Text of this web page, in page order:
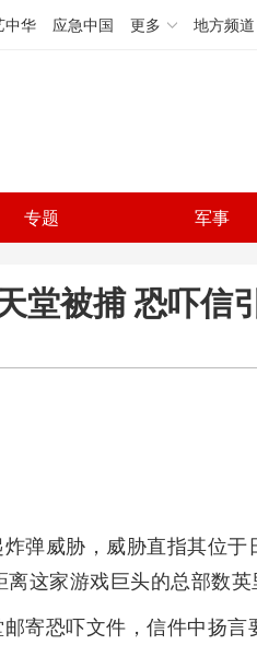
中华 应急中国 更多 地方频道
专题 军事
堂被捕 恐吓信
弹威胁，威胁直指其位
这家游戏巨头的总部数英
寄恐吓文件，信件中扬